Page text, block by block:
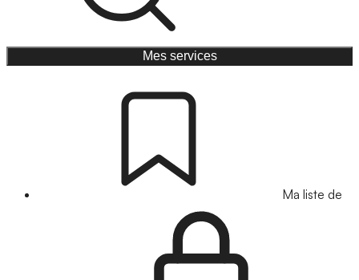
Mes services
Ma liste de